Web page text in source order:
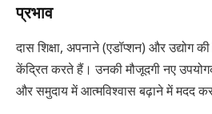
प्रभाव
दास शिक्षा, अपनाने (एडॉप्शन) और उद्योग
केंद्रित करते हैं। उनकी मौजूदगी नए
और समुदाय में आत्मविश्वास बढ़ाने में मदद